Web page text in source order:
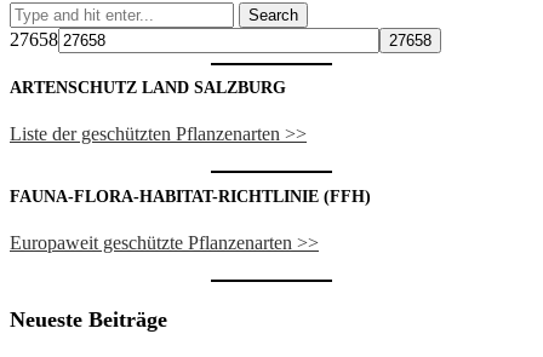
27658
ARTENSCHUTZ LAND SALZBURG
Liste der geschützten Pflanzenarten >>
FAUNA-FLORA-HABITAT-RICHTLINIE (FFH)
Europaweit geschützte Pflanzenarten >>
Neueste Beiträge